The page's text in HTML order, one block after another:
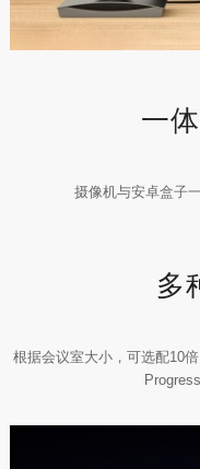
一
摄像机与安卓盒子
多
根据会议室大小，可选配10